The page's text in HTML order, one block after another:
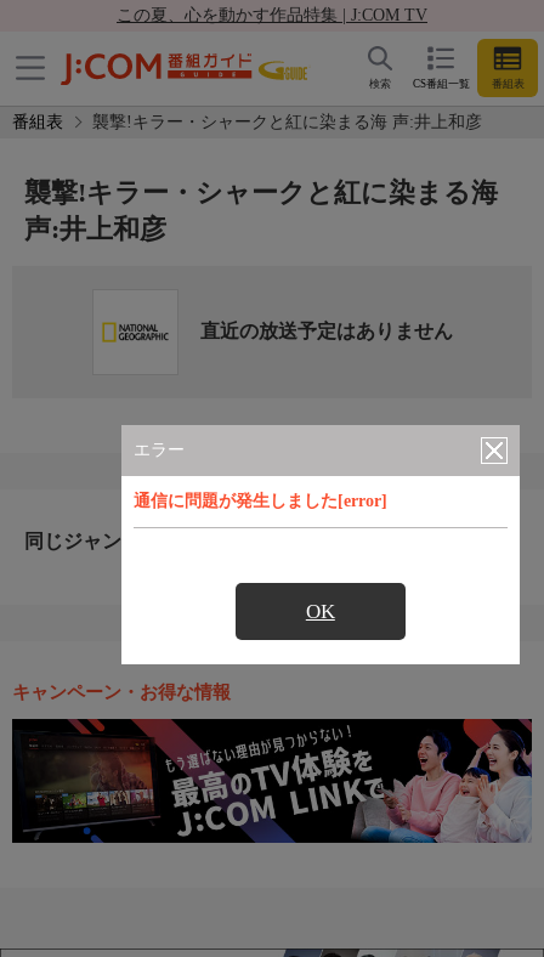
この夏、心を動かす作品特集 | J:COM TV
CS番組一覧 番組表
検索
番組表 襲撃!キラー・シャークと紅に染まる海 声:井上和彦
エラー
通信に問題が発生しました[error]
OK
襲撃!キラー・シャークと紅に染まる海
声:井上和彦
直近の放送予定はありません
同じジャンルのおすすめ番組
キャンペーン・お得な情報